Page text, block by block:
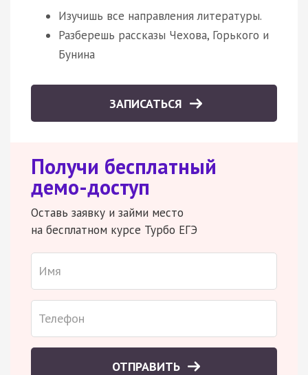
Изучишь все направления литературы.
Разберешь рассказы Чехова, Горького и
Бунина
ЗАПИСАТЬСЯ
Получи бесплатный
демо-доступ
Оставь заявку и займи место
на бесплатном курсе Турбо ЕГЭ
ОТПРАВИТЬ